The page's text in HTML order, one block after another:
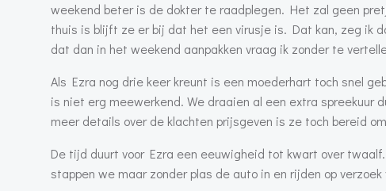
weekend beter is de dokter te raadplegen. Het zal geen
thuis is blijft ze er bij dat het een virusje is. Dat kan, zeg ik
dat dan in het weekend aanpakken vraag ik zonder te
Als Ezra nog drie keer kreunt is een moederhart toch snel
is niet erg meewerkend. We draaien al een extra
meer details over de klachten prijsgeven is ze toch bereid
De tijd duurt voor Ezra een eeuwigheid tot kwart over
stappen we maar zonder plas de auto in en rijden op